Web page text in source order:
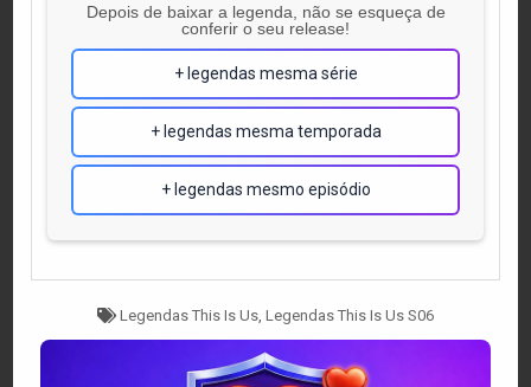
Depois de baixar a legenda, não se esqueça de
conferir o seu release!
+ legendas mesma série
+ legendas mesma temporada
+ legendas mesmo episódio
Tagged
Legendas This Is Us Legendas This Is Us S06